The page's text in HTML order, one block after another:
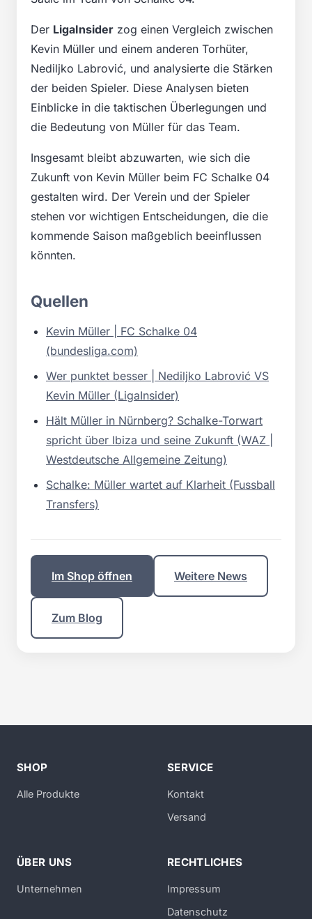
Der LigaInsider zog einen Vergleich zwischen
Kevin Müller und einem anderen Torhüter,
Nediljko Labrović, und analysierte die Stärken
der beiden Spieler. Diese Analysen bieten
Einblicke in die taktischen Überlegungen und
die Bedeutung von Müller für das Team.
Insgesamt bleibt abzuwarten, wie sich die
Zukunft von Kevin Müller beim FC Schalke 04
gestalten wird. Der Verein und der Spieler
stehen vor wichtigen Entscheidungen, die die
kommende Saison maßgeblich beeinflussen
könnten.
Quellen
Kevin Müller | FC Schalke 04
(bundesliga.com)
Wer punktet besser | Nediljko Labrović VS
Kevin Müller (LigaInsider)
Hält Müller in Nürnberg? Schalke-Torwart
spricht über Ibiza und seine Zukunft (WAZ |
Westdeutsche Allgemeine Zeitung)
Schalke: Müller wartet auf Klarheit (Fussball
Transfers)
Im Shop öffnen Weitere News
Zum Blog
SHOP
Alle Produkte
SERVICE
Kontakt
Versand
ÜBER UNS
Unternehmen
RECHTLICHES
Impressum
Datenschutz